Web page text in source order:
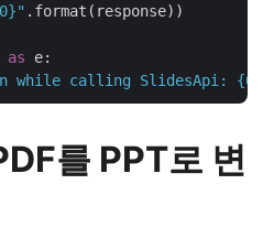
.format(response))
as e:
while calling SlidesApi:
를 PPT로 변